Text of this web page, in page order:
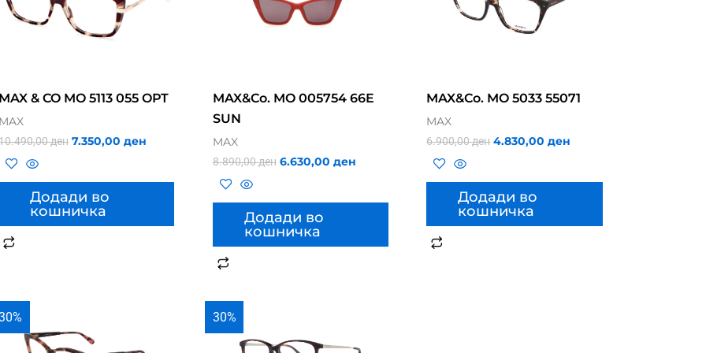
MAX & CO MO 5113 055 OPT
MAX
ден 7.350,00ден
Додади во
кошничка
MAX&Co. MO 005754 66E
SUN
MAX
8.890,00ден 6.630,00 ден
Додади во
кошничка
MAX&Co. MO 5033 55071
MAX
6.900,00ден 4.830,00ден
Додади во
кошничка
30%